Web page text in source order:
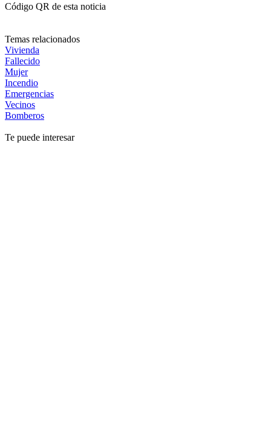
Código QR de esta noticia
Temas relacionados
Vivienda
Fallecido
Mujer
Incendio
Emergencias
Vecinos
Bomberos
Te puede interesar